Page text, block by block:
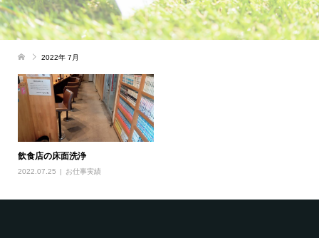
2022年 7月
飲食店の床面洗浄
2022.07.25 お仕事実績